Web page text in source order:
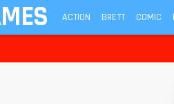
ACTION BRETT COMIC